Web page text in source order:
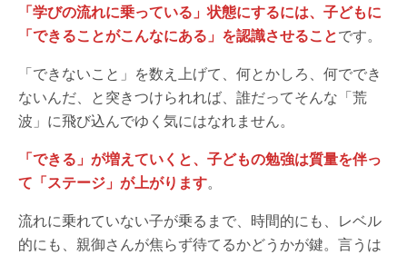
「学びの流れに乗っている」状態にするには、子どもに
「できることがこんなにある」を認識させることです。
「できないこと」を数え上げて、何とかしろ、何ででき
ないんだ、と突きつけられれば、誰だってそんな「荒
波」に飛び込んでゆく気にはなれません。
「できる」が増えていくと、子どもの勉強は質量を伴っ
て「ステージ」が上がります。
流れに乗れていない子が乗るまで、時間的にも、レベル
的にも、親御さんが焦らず待てるかどうかが鍵。言うは